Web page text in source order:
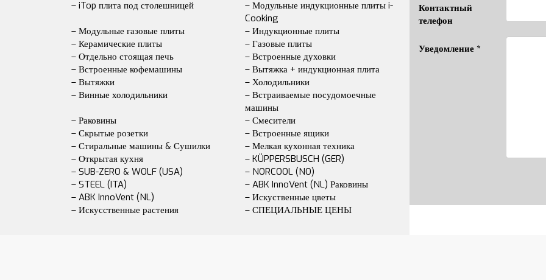
– iTop плита под столешницей
– Модульные индукционные плиты i-
Cooking
– Модульные газовые плиты
– Индукционные плиты
– Керамические плиты
– Газовые плиты
– Отдельно стоящая печь
– Встроенные духовки
– Встроенные кофемашины
– Вытяжка + индукционная плита
– Вытяжки
– Холодильники
– Винные холодильники
– Встраиваемые посудомоечные
машины
– Раковины
– Смесители
– Скрытые розетки
– Встроенные ящики
– Стиральные машины & Сушилки
– Мелкая кухонная техника
– Открытая кухня
– KÜPPERSBUSCH (GER)
– SUB-ZERO & WOLF (USA)
– NORCOOL (NO)
– STEEL (ITA)
– ABK InnoVent (NL) Раковины
– ABK InnoVent (NL)
– Искуственные цветы
– Искусственные растения
– СПЕЦИАЛЬНЫЕ ЦЕНЫ
Контактный
телефон
Уведомление *